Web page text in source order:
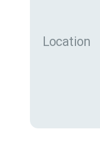
Location